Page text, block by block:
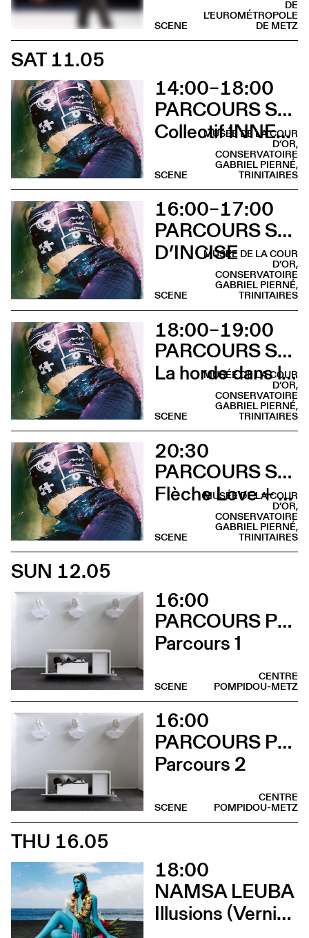
DE
L’EUROMÉTROPOLE
DE METZ
SCENE
SAT 11.05
14:00–18:00
PARCOURS SUR LA COLLINE SAINTE-CROIX
Collectif INNER LIGHT
MUSÉE DE LA COUR
D’OR,
CONSERVATOIRE
GABRIEL PIERNÉ,
TRINITAIRES
SCENE
16:00–17:00
PARCOURS SUR LA COLLINE SAINTE-CROIX
D’INCISEMUSÉE DE LA COUR
D’OR,
CONSERVATOIRE
GABRIEL PIERNÉ,
TRINITAIRES
SCENE
18:00–19:00
PARCOURS SUR LA COLLINE SAINTE-CROIX
La horde dans les pavés
MUSÉE DE LA COUR
D’OR,
CONSERVATOIRE
GABRIEL PIERNÉ,
TRINITAIRES
SCENE
20:30
PARCOURS SUR LA COLLINE SAINTE-CROIX
Flèche Love + Sami Galbi
MUSÉE DE LA COUR
D’OR,
CONSERVATOIRE
GABRIEL PIERNÉ,
TRINITAIRES
SCENE
SUN 12.05
16:00
PARCOURS PERFORMANCES
Parcours 1
CENTRE
POMPIDOU-METZ
SCENE
16:00
PARCOURS PERFORMANCES
Parcours 2
CENTRE
POMPIDOU-METZ
SCENE
THU 16.05
18:00
NAMSA LEUBA
Illusions (Vernissage)